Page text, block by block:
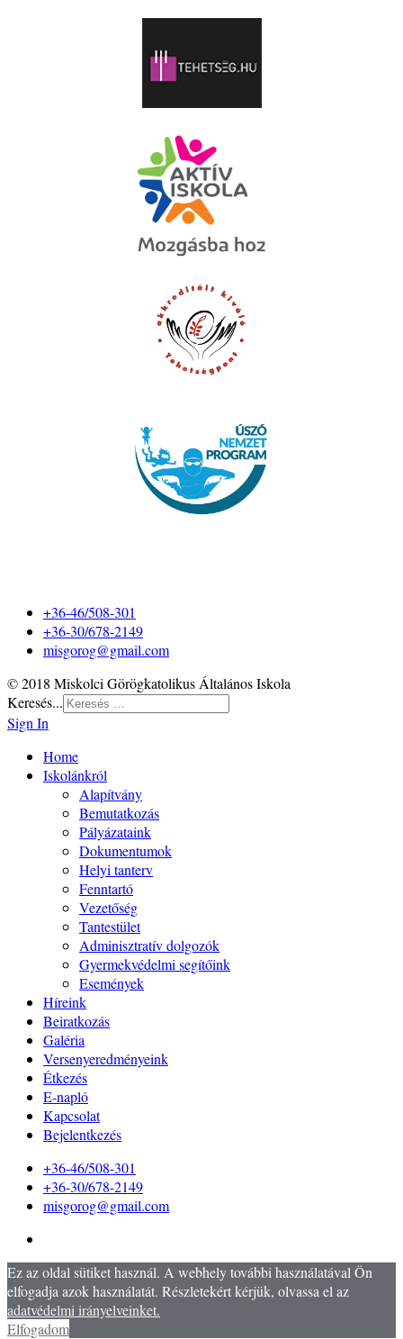
+36-46/508-301
+36-30/678-2149
misgorog@gmail.com
© 2018 Miskolci Görögkatolikus Általános Iskola
Keresés...
Sign In
Home
Iskolánkról
Alapítvány
Bemutatkozás
Pályázataink
Dokumentumok
Helyi tanterv
Fenntartó
Vezetőség
Tantestület
Adminisztratív dolgozók
Gyermekvédelmi segítőink
Események
Híreink
Beiratkozás
Galéria
Versenyeredményeink
Étkezés
E-napló
Kapcsolat
Bejelentkezés
+36-46/508-301
+36-30/678-2149
misgorog@gmail.com
Ez az oldal sütiket használ. A webhely további használatával Ön
elfogadja azok használatát. Részletekért kérjük, olvassa el az
adatvédelmi irányelveinket.
Elfogadom